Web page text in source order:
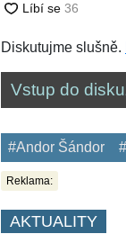
Diskutujme slušně.
Vstup do
#Andor Šándor
Reklama:
AKTUALITY